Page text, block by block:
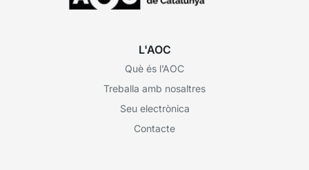
L'AOC
Què és l’AOC
Treballa amb nosaltres
Seu electrònica
Contacte